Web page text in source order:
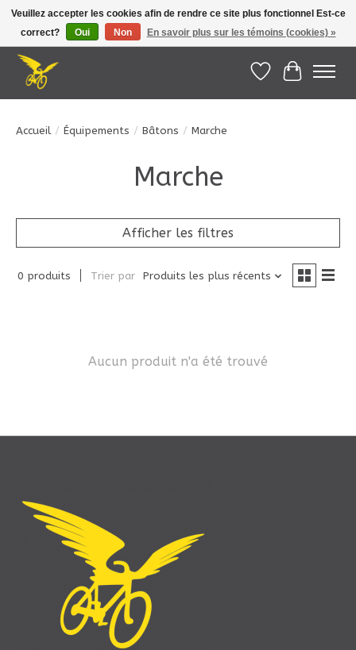
Le Pédalier | Îles de la Madeleine |info@lepedalier.com| 1-418-986-2965
Liste dePanier
Accueil / Équipements / Bâtons / Marche
Marche
Afficher les filtres
0 produits Trier par Produits les plus récents
Aucun produit n'a été trouvé
Veuillez accepter les cookies afin de rendre ce site plus fonctionnel Est-ce
correct?
Oui Non En savoir plus sur les témoins (cookies) »